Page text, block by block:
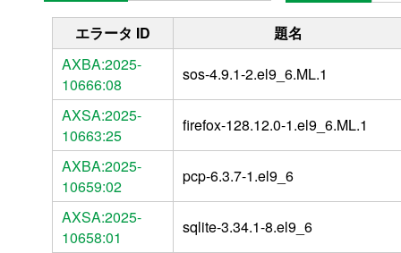
エラータ ID
題名
AXBA:2025-
10666:08
sos-4.9.1-2.el9_6.ML.1
AXSA:2025-
10663:25
firefox-128.12.0-1.el9_6.ML.1
AXBA:2025-
10659:02
pcp-6.3.7-1.el9_6
AXSA:2025-
10658:01
sqlite-3.34.1-8.el9_6